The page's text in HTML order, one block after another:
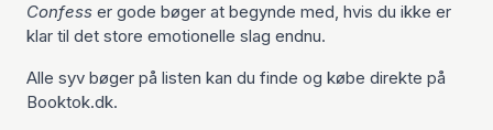
Confess er gode bøger at begynde med, hvis du ikke er
klar til det store emotionelle slag endnu.
Alle syv bøger på listen kan du finde og købe direkte på
Booktok.dk.